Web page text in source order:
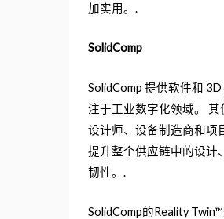
加实用。.
SolidComp
SolidComp 提供软件和
注于工业数字化领域。 其
设计师、设备制造商和项
提升整个供应链中的设计
韧性。.
SolidComp的Reality